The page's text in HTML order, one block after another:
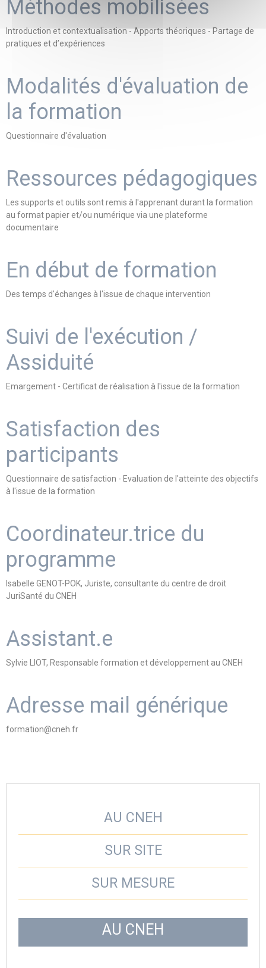
Méthodes mobilisées
Introduction et contextualisation - Apports théoriques - Partage de
pratiques et d’expériences
Modalités d'évaluation de
la formation
Questionnaire d'évaluation
Ressources pédagogiques
Les supports et outils sont remis à l'apprenant durant la formation
au format papier et/ou numérique via une plateforme
documentaire
En début de formation
Des temps d'échanges à l'issue de chaque intervention
Suivi de l'exécution /
Assiduité
Emargement - Certificat de réalisation à l'issue de la formation
Satisfaction des
participants
Questionnaire de satisfaction - Evaluation de l'atteinte des objectifs
à l'issue de la formation
Coordinateur.trice du
programme
Isabelle GENOT-POK, Juriste, consultante du centre de droit
JuriSanté du CNEH
Assistant.e
Sylvie LIOT, Responsable formation et développement au CNEH
Adresse mail générique
formation@cneh.fr
AU CNEH
SUR SITE
SUR MESURE
AU CNEH